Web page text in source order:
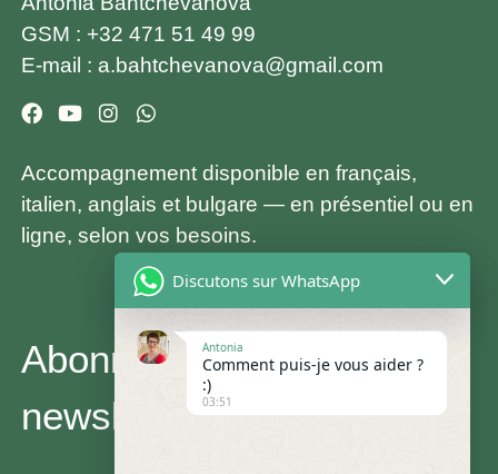
GSM : +32 471 51 49 99
E-mail :a.bahtchevanova@gmail.com
Accompagnement disponible en français,
italien, anglais et bulgare — en présentiel ou en
ligne, selon vos besoins.
Abonnez-vous à ma
newsletter
Discutons sur WhatsApp
Antonia
Comment puis-je vous aider ?
:)
03:51